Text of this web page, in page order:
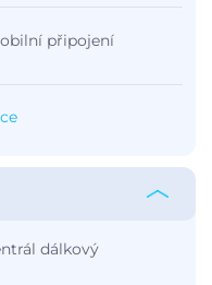
připojení
dálkový